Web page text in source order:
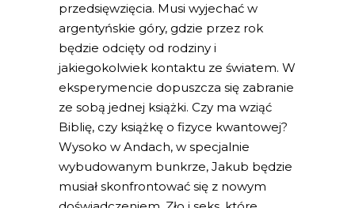
przedsięwzięcia. Musi wyjechać w
argentyńskie góry, gdzie przez rok
będzie odcięty od rodziny i
jakiegokolwiek kontaktu ze światem. W
eksperymencie dopuszcza się zabranie
ze sobą jednej książki. Czy ma wziąć
Biblię, czy książkę o fizyce kwantowej?
Wysoko w Andach, w specjalnie
wybudowanym bunkrze, Jakub będzie
musiał skonfrontować się z nowym